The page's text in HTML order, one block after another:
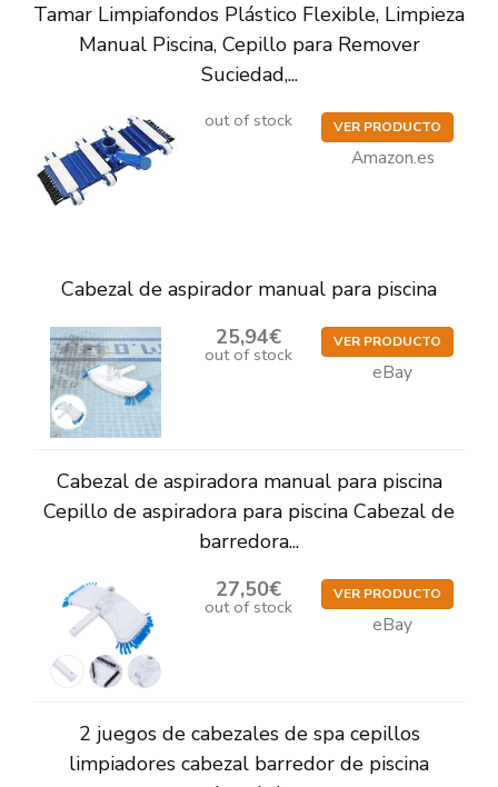
Tamar Limpiafondos Plástico Flexible, Limpieza
Manual Piscina, Cepillo para Remover
Suciedad,...
out of stock VER PRODUCTO
Amazon.es
Cabezal de aspirador manual para piscina
25,94€
out of stock
VER PRODUCTO
eBay
Cabezal de aspiradora manual para piscina
Cepillo de aspiradora para piscina Cabezal de
barredora...
27,50€
out of stock
VER PRODUCTO
eBay
2 juegos de cabezales de spa cepillos
limpiadores cabezal barredor de piscina